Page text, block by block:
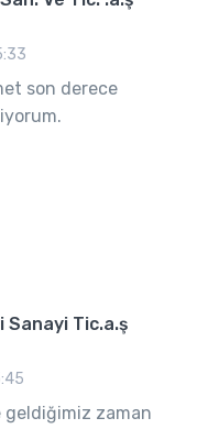
son derece
Sanayi Tic.a.ş
geldiğimiz zaman